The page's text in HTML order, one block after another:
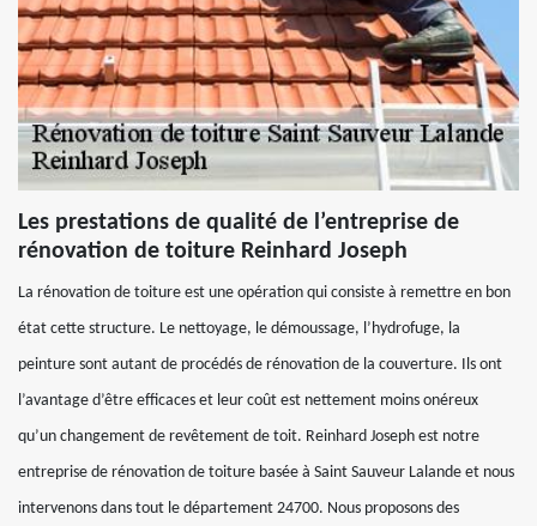
Les prestations de qualité de l’entreprise de
rénovation de toiture Reinhard Joseph
La rénovation de toiture est une opération qui consiste à remettre en bon
état cette structure. Le nettoyage, le démoussage, l’hydrofuge, la
peinture sont autant de procédés de rénovation de la couverture. Ils ont
l’avantage d’être efficaces et leur coût est nettement moins onéreux
qu’un changement de revêtement de toit. Reinhard Joseph est notre
entreprise de rénovation de toiture basée à Saint Sauveur Lalande et nous
intervenons dans tout le département 24700. Nous proposons des